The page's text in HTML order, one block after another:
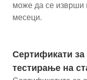
може да се изврши
месеци.
Сертификати
тестирање на